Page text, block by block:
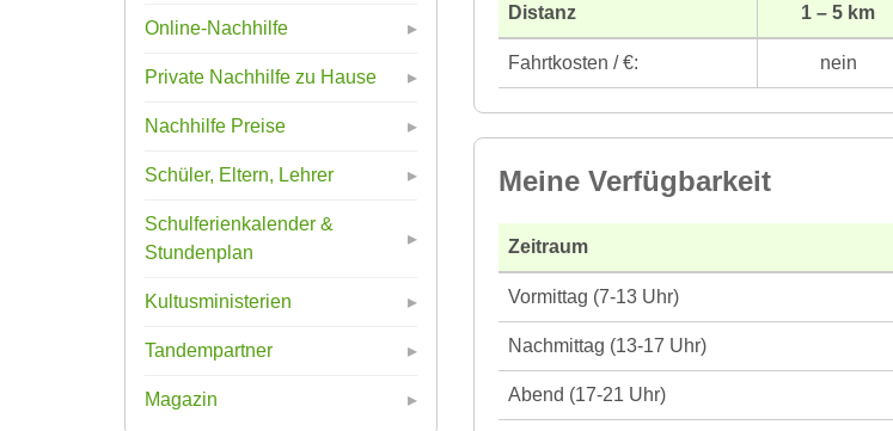
Online-Nachhilfe
Private Nachhilfe zu Hause
Nachhilfe Preise
Schüler, Eltern, Lehrer
Schulferienkalender &
Stundenplan
Kultusministerien
Tandempartner
Magazin
Distanz 1 – 5 km
Fahrtkosten / €: nein
Meine Verfügbarkeit
Zeitraum
Vormittag (7-13 Uhr)
Nachmittag (13-17 Uhr)
Abend (17-21 Uhr)